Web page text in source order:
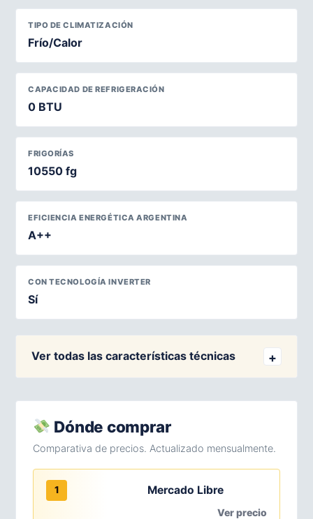
TIPO DE CLIMATIZACIÓN
Frío/Calor
CAPACIDAD DE REFRIGERACIÓN
0 BTU
FRIGORÍAS
10550 fg
EFICIENCIA ENERGÉTICA ARGENTINA
A++
CON TECNOLOGÍA INVERTER
Sí
Ver todas las características técnicas
Dónde comprar
Comparativa de precios. Actualizado mensualmente.
1 Mercado Libre
Ver precio